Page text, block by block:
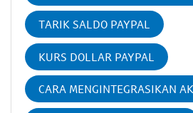
TARIK SALDO PAYPAL
KURS DOLLAR PAYPAL
CARA MENGINTEGRASIKAN